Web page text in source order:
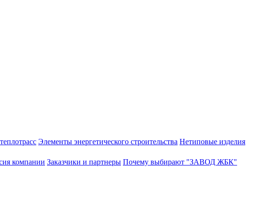
Элементы энергетического строительства Нетиповые изделия
компании Заказчики и партнеры Почему выбирают "ЗАВОД ЖБК"